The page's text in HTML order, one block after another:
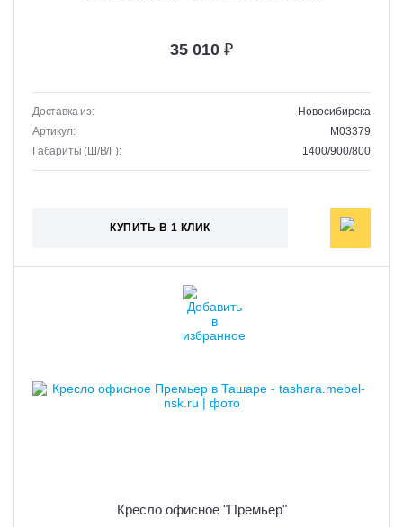
35 010 ₽
Доставка из:
Новосибирска
Артикул:
M03379
Габариты (Ш/В/Г):
1400/900/800
КУПИТЬ В 1 КЛИК
Кресло офисное "Премьер"